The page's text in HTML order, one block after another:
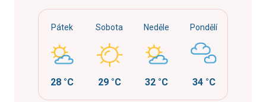
Pátek
28 °C
Sobota
29 °C
Neděle
32 °C
Pondělí
34 °C